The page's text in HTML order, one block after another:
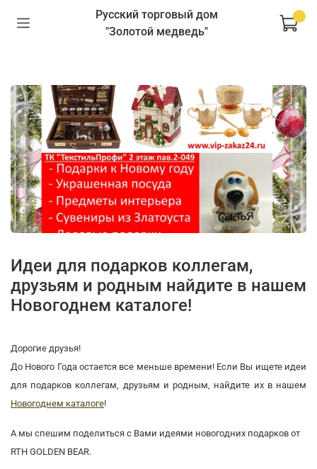
Русский торговый дом
"Золотой медведь"
Идеи для подарков коллегам,
друзьям и родным найдите в нашем
Новогоднем каталоге!
Дорогие друзья!
До Нового Года остается все меньше времени! Если Вы ищете идеи
для подарков коллегам, друзьям и родным, найдите их в нашем
Новогоднем каталоге!
А мы спешим поделиться с Вами идеями новогодних подарков от
RTH GOLDEN BEAR.